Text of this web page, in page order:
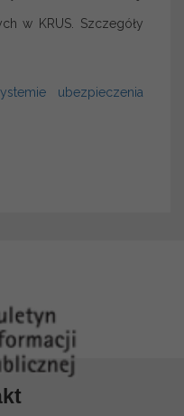
w KRUS. Szczegóły
ubezpieczenia